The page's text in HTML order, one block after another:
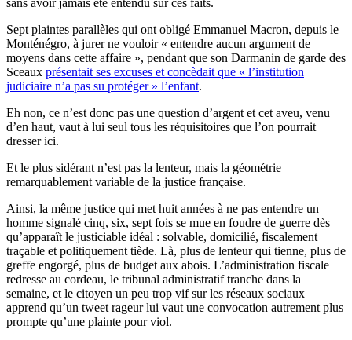
Sept plaintes parallèles qui ont obligé Emmanuel Macron, depuis le
Monténégro, à jurer ne vouloir « entendre aucun argument de
moyens dans cette affaire », pendant que son Darmanin de garde des
Sceaux présentait ses excuses et concèdait que « l’institution
judiciaire n’a pas su protéger » l’enfant.
Eh non, ce n’est donc pas une question d’argent et cet aveu, venu
d’en haut, vaut à lui seul tous les réquisitoires que l’on pourrait
dresser ici.
Et le plus sidérant n’est pas la lenteur, mais la géométrie
remarquablement variable de la justice française.
Ainsi, la même justice qui met huit années à ne pas entendre un
homme signalé cinq, six, sept fois se mue en foudre de guerre dès
qu’apparaît le justiciable idéal : solvable, domicilié, fiscalement
traçable et politiquement tiède. Là, plus de lenteur qui tienne, plus de
greffe engorgé, plus de budget aux abois. L’administration fiscale
redresse au cordeau, le tribunal administratif tranche dans la
semaine, et le citoyen un peu trop vif sur les réseaux sociaux
apprend qu’un tweet rageur lui vaut une convocation autrement plus
prompte qu’une plainte pour viol.